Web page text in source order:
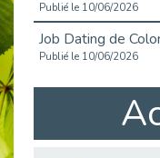
Publié le 10/06/2026
Publié le 10/06/2026
Publié le 09/06/2026